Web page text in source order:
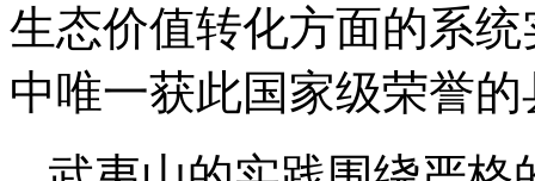
生态价值转化方面的系
中唯一获此国家级荣誉的